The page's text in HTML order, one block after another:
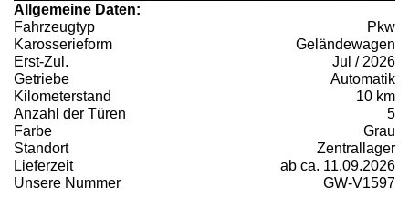
Allgemeine Daten:
Fahrzeugtyp
Pkw
Karosserieform
Geländewagen
Erst-Zul.
Jul / 2026
Getriebe
Automatik
Kilometerstand
10 km
Anzahl der Türen
5
Farbe
Grau
Standort
Zentrallager
Lieferzeit
ab ca. 11.09.2026
Unsere Nummer
GW-V1597